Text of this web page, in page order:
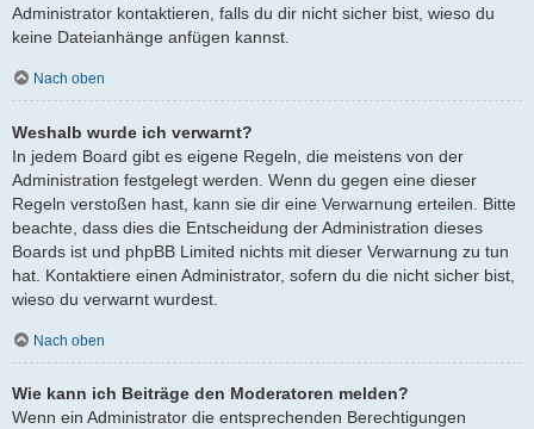
Administrator kontaktieren, falls du dir nicht sicher bist, wieso du
keine Dateianhänge anfügen kannst.
Nach oben
Weshalb wurde ich verwarnt?
In jedem Board gibt es eigene Regeln, die meistens von der
Administration festgelegt werden. Wenn du gegen eine dieser
Regeln verstoßen hast, kann sie dir eine Verwarnung erteilen. Bitte
beachte, dass dies die Entscheidung der Administration dieses
Boards ist und phpBB Limited nichts mit dieser Verwarnung zu tun
hat. Kontaktiere einen Administrator, sofern du die nicht sicher bist,
wieso du verwarnt wurdest.
Nach oben
Wie kann ich Beiträge den Moderatoren melden?
Wenn ein Administrator die entsprechenden Berechtigungen